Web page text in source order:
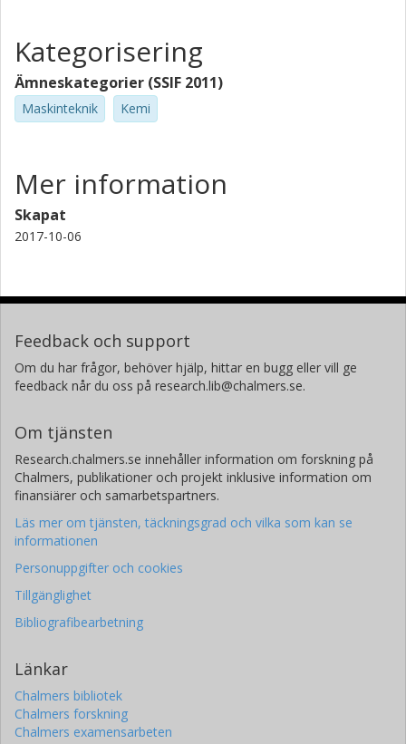
Kategorisering
Ämneskategorier (SSIF 2011)
Maskinteknik Kemi
Mer information
Skapat
2017-10-06
Feedback och support
Om du har frågor, behöver hjälp, hittar en bugg eller vill ge
feedback når du oss på research.lib@chalmers.se.
Om tjänsten
Research.chalmers.se innehåller information om forskning på
Chalmers, publikationer och projekt inklusive information om
finansiärer och samarbetspartners.
Läs mer om tjänsten, täckningsgrad och vilka som kan se
informationen
Personuppgifter och cookies
Tillgänglighet
Bibliografibearbetning
Länkar
Chalmers bibliotek
Chalmers forskning
Chalmers examensarbeten